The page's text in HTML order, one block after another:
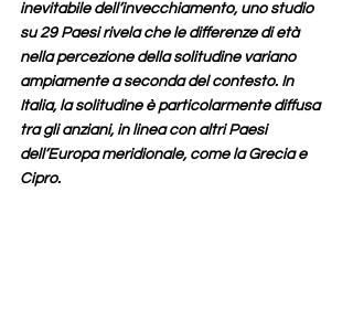
inevitabile dell’invecchiamento, uno studio
su 29 Paesi rivela che le differenze di età
nella percezione della solitudine variano
ampiamente a seconda del contesto. In
Italia, la solitudine è particolarmente diffusa
tra gli anziani, in linea con altri Paesi
dell’Europa meridionale, come la Grecia e
Cipro.